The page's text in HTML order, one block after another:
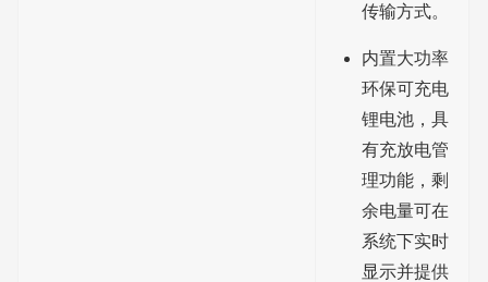
传输方式。
内置大功率
环保可充电
锂电池，具
有充放电管
理功能，剩
余电量可在
系统下实时
显示并提供